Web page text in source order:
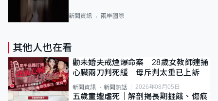
新聞資訊 兩岸國際
其他人也在看
勸未婚夫戒煙爆命案 28歲女教師連捅
心臟兩刀判死緩 母斥判太重已上訴
新聞資訊 新聞熱話 2026年08月05日
五歲童遭虐死｜解剖揭長期捱餓、傷痕